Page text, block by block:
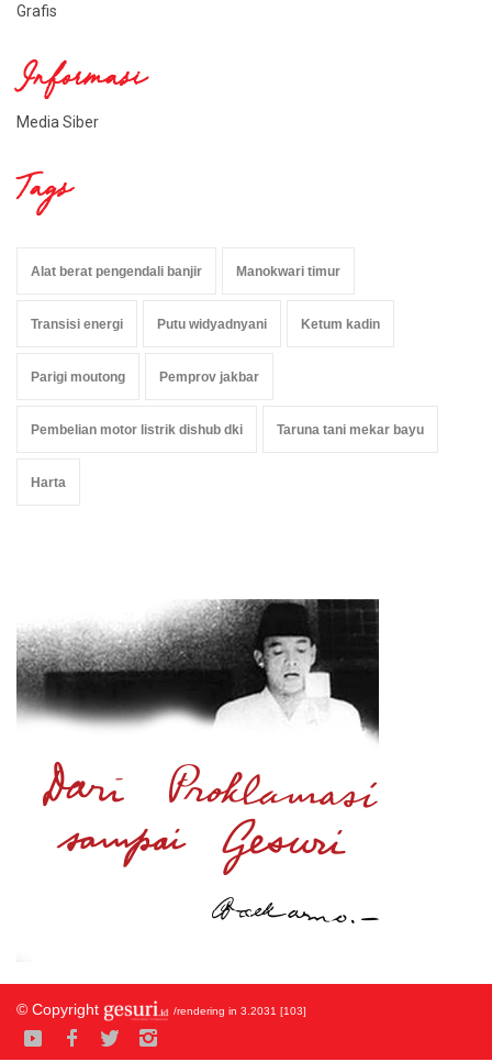
Grafis
Informasi
Media Siber
Tags
Alat berat pengendali banjir Manokwari timur
Transisi energi Putu widyadnyani Ketum kadin
Parigi moutong Pemprov jakbar
Pembelian motor listrik dishub dki Taruna tani mekar bayu
Harta
© Copyright /rendering in 3.2031 [103]